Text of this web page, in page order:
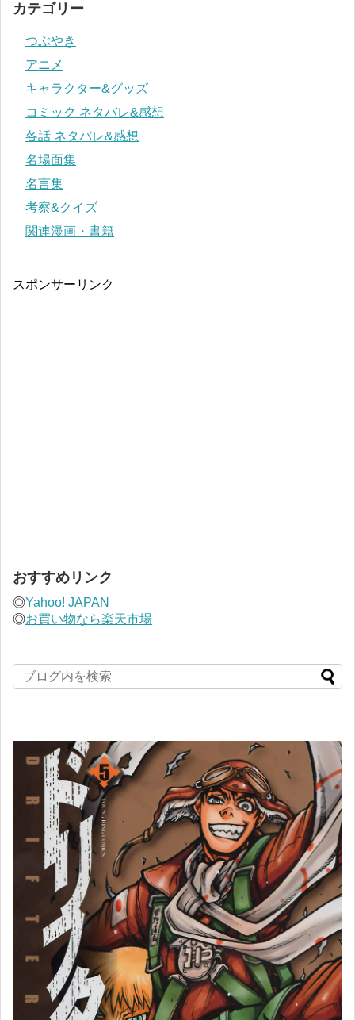
カテゴリー
つぶやき
アニメ
キャラクター&グッズ
コミック ネタバレ&感想
各話 ネタバレ&感想
名場面集
名言集
考察&クイズ
関連漫画・書籍
スポンサーリンク
おすすめリンク
◎Yahoo! JAPAN
◎お買い物なら楽天市場